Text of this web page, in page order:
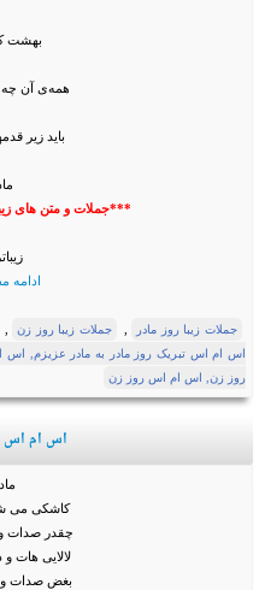
بهشت
همه‌ی آن
باید زیر
***جملات و متن های
ادامه
جملات زیبا روز مادر جملات زیبا روز زن
اس ام اس تبریک روز مادر به مادر عزیزم,
روز زن, اس ام اس روز زن
اس ام اس
کاشکی می
چقدر صدات
لالایی هات
بغض صدات